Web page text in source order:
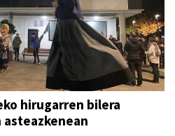
hirugarren bilera